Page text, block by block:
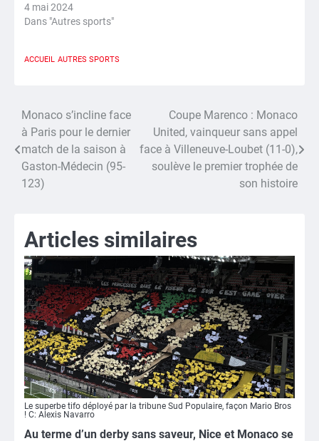
4 mai 2024
Dans "Autres sports"
ACCUEIL AUTRES SPORTS
Navigation
de
l’article
Monaco s’incline face
à Paris pour le dernier
match de la saison à
Gaston-Médecin (95-
123)
Coupe Marenco : Monaco
United, vainqueur sans appel
face à Villeneuve-Loubet (11-0),
soulève le premier trophée de
son histoire
Articles similaires
Le superbe tifo déployé par la tribune Sud Populaire, façon Mario Bros
! C: Alexis Navarro
Au terme d’un derby sans saveur, Nice et Monaco se